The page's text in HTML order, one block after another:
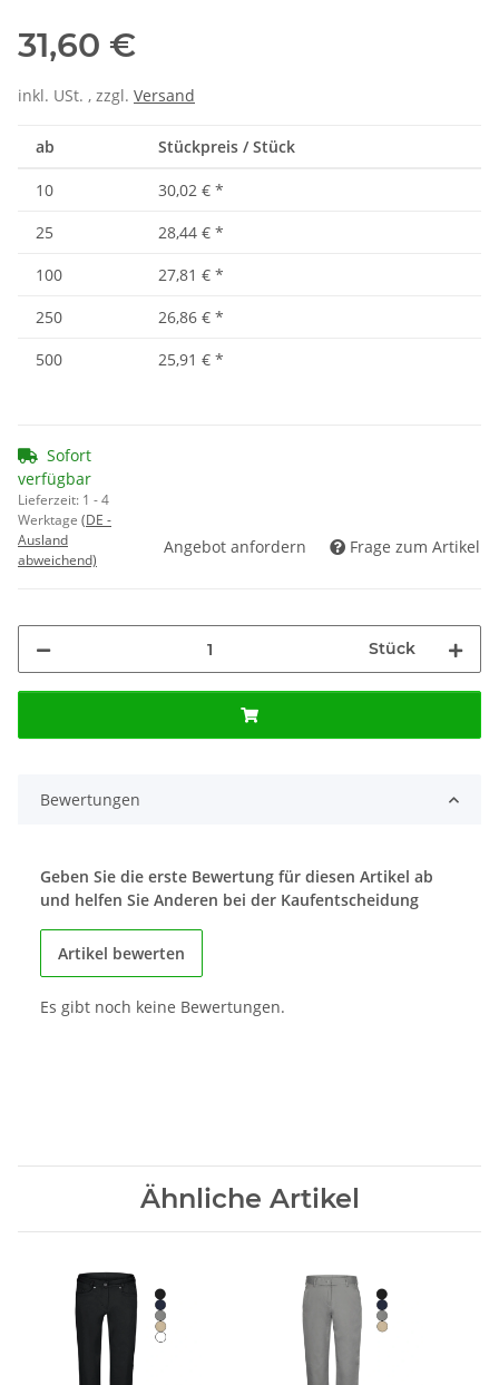
31,60 €
inkl. USt. , zzgl. Versand
ab Stückpreis / Stück
10 30,02 € *
25
28,44 € *
100
27,81 € *
250
26,86 € *
500
25,91 € *
Sofort
verfügbar
Lieferzeit: 1 - 4
Werktage (DE -
Ausland
abweichend)
Angebot anfordern Frage zum Artikel
Stück
Bewertungen
Geben Sie die erste Bewertung für diesen Artikel ab
und helfen Sie Anderen bei der Kaufentscheidung
Artikel bewerten
Es gibt noch keine Bewertungen.
Ähnliche Artikel